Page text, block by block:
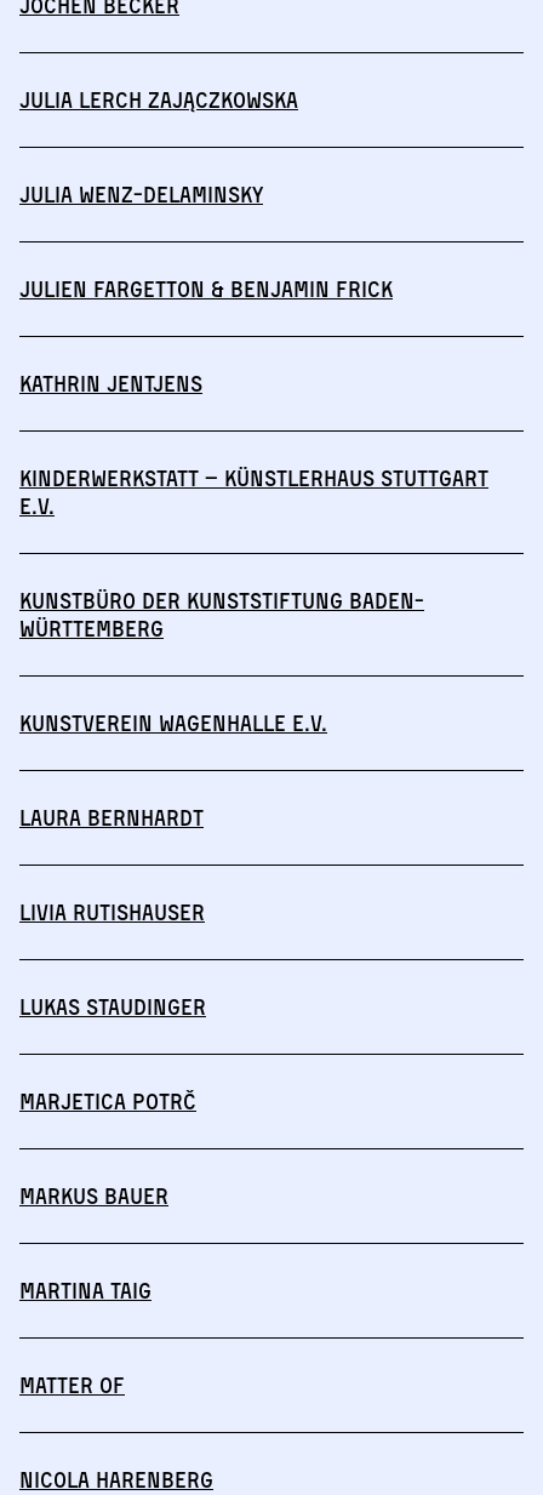
Julia Lerch Zajączkowska
Julia Wenz-Delaminsky
Julien Fargetton & Benjamin Frick
Kathrin Jentjens
Kinderwerkstatt – Künstlerhaus Stuttgart
e.V.
Kunstbüro der Kunststiftung Baden-
Württemberg
Kunstverein Wagenhalle e.V.
Laura Bernhardt
Livia Rutishauser
Lukas Staudinger
Marjetica Potrč
Markus Bauer
Martina Taig
MATTER OF
Nicola Harenberg